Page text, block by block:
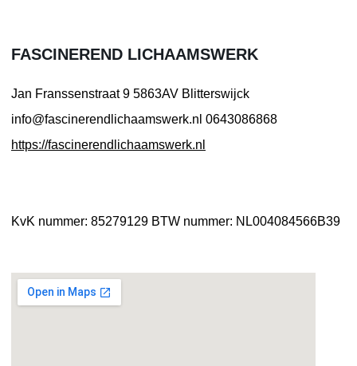
FASCINEREND LICHAAMSWERK
Jan Franssenstraat 9 5863AV Blitterswijck
info@fascinerendlichaamswerk.nl 0643086868
https://fascinerendlichaamswerk.nl
KvK nummer: 85279129 BTW nummer: NL004084566B39